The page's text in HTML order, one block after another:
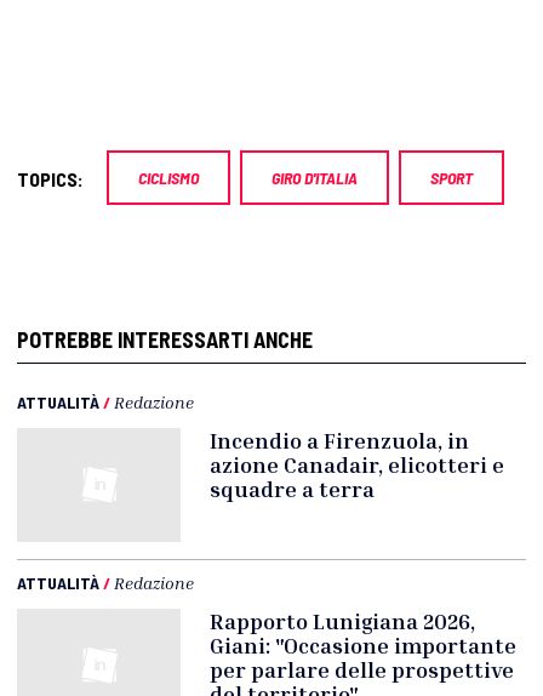
TOPICS: CICLISMO GIRO D'ITALIA SPORT
POTREBBE INTERESSARTI ANCHE
ATTUALITÀ/ Redazione
Incendio a Firenzuola, in
azione Canadair, elicotteri e
squadre a terra
ATTUALITÀ/ Redazione
Rapporto Lunigiana 2026,
Giani: "Occasione importante
per parlare delle prospettive